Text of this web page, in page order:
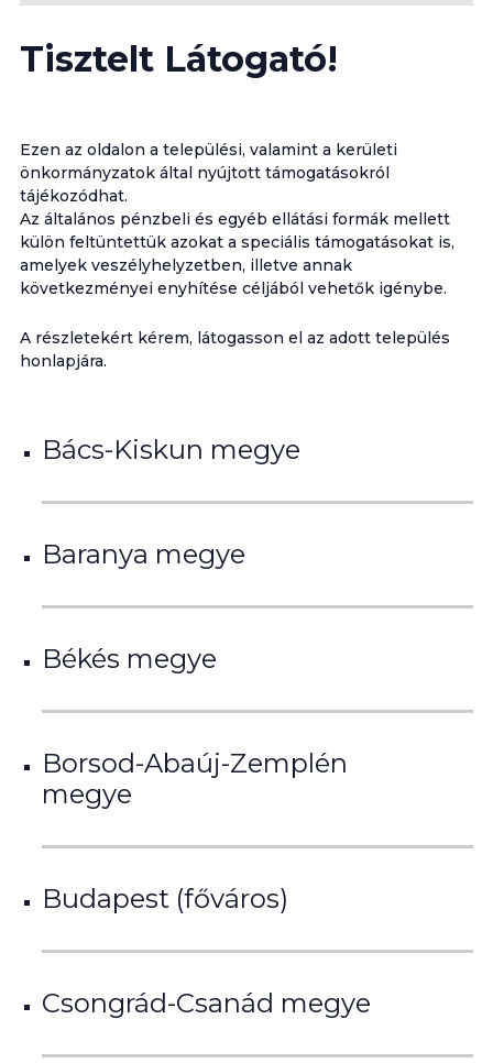
Tisztelt Látogató!
Ezen az oldalon a települési, valamint a kerületi
önkormányzatok által nyújtott támogatásokról
tájékozódhat.
Az általános pénzbeli és egyéb ellátási formák mellett
külön feltüntettük azokat a speciális támogatásokat is,
amelyek veszélyhelyzetben, illetve annak
következményei enyhítése céljából vehetők igénybe.
A részletekért kérem, látogasson el az adott település
honlapjára.
Bács-Kiskun megye
Baranya megye
Békés megye
Borsod-Abaúj-Zemplén
megye
Budapest (főváros)
Csongrád-Csanád megye